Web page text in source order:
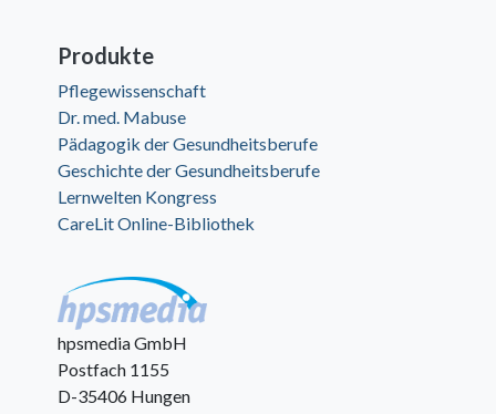
Produkte
Pflegewissenschaft
Dr. med. Mabuse
Pädagogik der Gesundheitsberufe
Geschichte der Gesundheitsberufe
Lernwelten Kongress
CareLit Online-Bibliothek
hpsmedia GmbH
Postfach 1155
D-35406 Hungen